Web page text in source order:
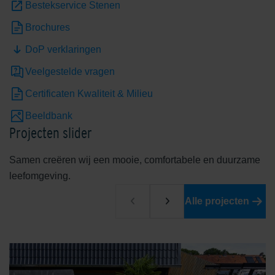
Bestekservice Stenen
Brochures
DoP verklaringen
Veelgestelde vragen
Certificaten Kwaliteit & Milieu
Beeldbank
Projecten slider
Samen creëren wij een mooie, comfortabele en duurzame
leefomgeving.
Alle projecten